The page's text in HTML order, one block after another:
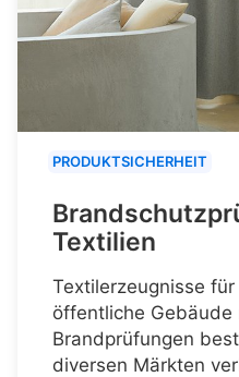
PRODUKTSICHERHEIT
Textilien
Textilerzeugnisse
öffentliche Gebäude
Brandprüfungen
diversen Märkten